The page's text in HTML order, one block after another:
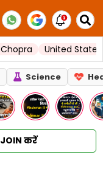
United State Food
Science
JOIN करें